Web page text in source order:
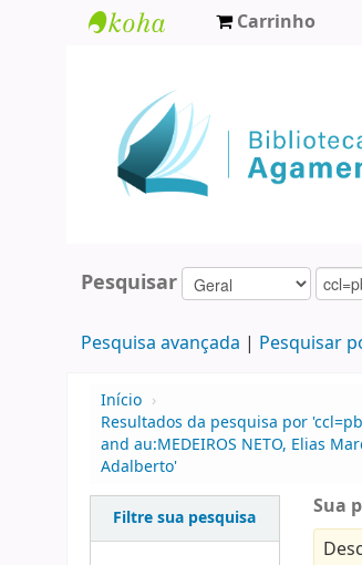
Agamenon
Magalhães
Carrinho
Pesquisar
Pesquisa avançada Pesquisar
Início ›
Resultados da pesquisa por
and au:MEDEIROS NETO, Elias
Adalberto'
Filtre sua pesquisa
Sua